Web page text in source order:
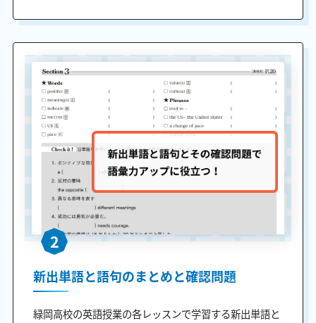
2
新出単語と語句のまとめと確認問題
緑岡高校の英語授業の各レッスンで学習する新出単語と